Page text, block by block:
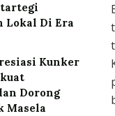
Lokal Di Era
Kunker
Dorong
Masela